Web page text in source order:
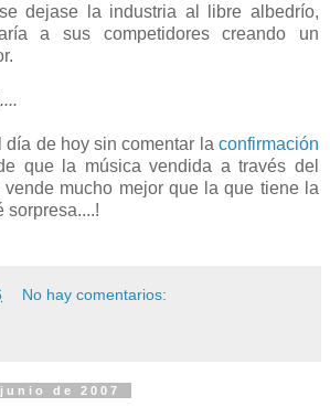
dejase la industria al libre albedrío,
a sus competidores creando un
día de hoy sin comentar la confirmación
que la música vendida a través del
mucho mejor que la que tiene la
sorpresa....!
No hay comentarios:
de 2007